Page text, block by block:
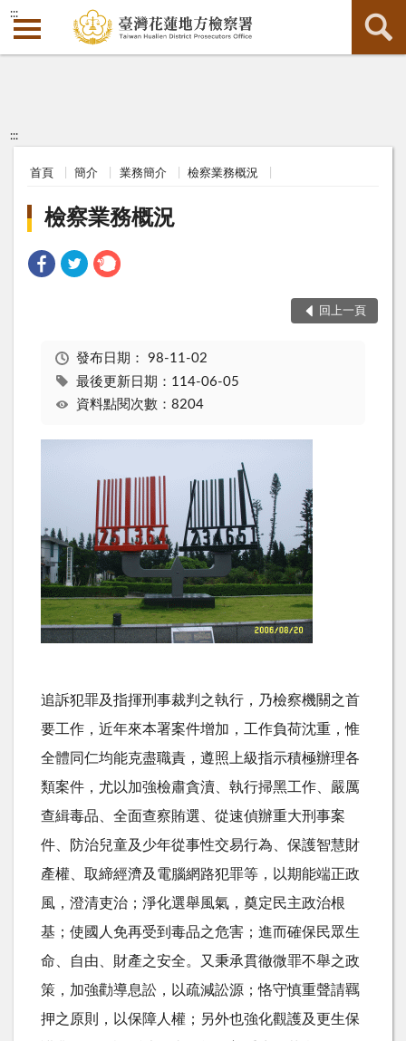
:::
:::
首頁 簡介 業務簡介 檢察業務概況
檢察業務概況
回上一頁
發布日期： 98-11-02
最後更新日期：114-06-05
資料點閱次數：8204
追訴犯罪及指揮刑事裁判之執行，乃檢察機關之首
要工作，近年來本署案件增加，工作負荷沈重，惟
全體同仁均能克盡職責，遵照上級指示積極辦理各
類案件，尤以加強檢肅貪瀆、執行掃黑工作、嚴厲
查緝毒品、全面查察賄選、從速偵辦重大刑事案
件、防治兒童及少年從事性交易行為、保護智慧財
產權、取締經濟及電腦網路犯罪等，以期能端正政
風，澄清吏治；淨化選舉風氣，奠定民主政治根
基；使國人免再受到毒品之危害；進而確保民眾生
命、自由、財產之安全。又秉承貫徹微罪不舉之政
策，加強勸導息訟，以疏減訟源；恪守慎重聲請羈
押之原則，以保障人權；另外也強化觀護及更生保